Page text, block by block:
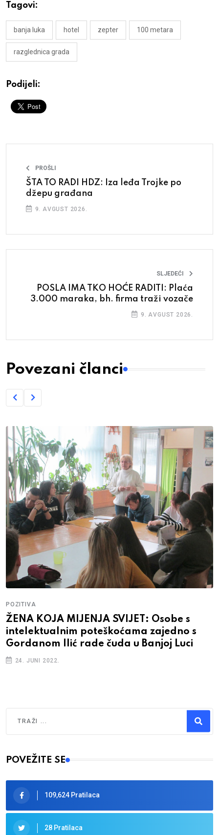
Tagovi:
banja luka hotel zepter 100 metara
razglednica grada
Podijeli:
PROŠLI
ŠTA TO RADI HDZ: Iza leđa Trojke po
džepu građana
9. AVGUST 2026.
SLJEDEĆI
POSLA IMA TKO HOĆE RADITI: Plaća
3.000 maraka, bh. firma traži vozače
9. AVGUST 2026.
Povezani članci
POZITIVA
ŽENA KOJA MIJENJA SVIJET: Osobe s
intelektualnim poteškoćama zajedno s
Gordanom Ilić rade čuda u Banjoj Luci
24. JUNI 2022.
Type 2 or more characters for results.
POVEŽITE SE
109,624 Pratilaca
28 Pratilaca